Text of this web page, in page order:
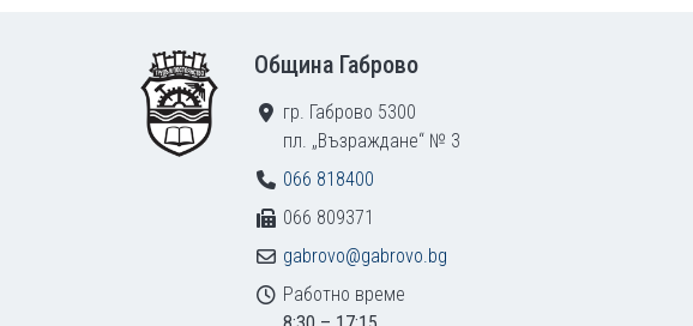
Община Габрово
гр. Габрово 5300
пл. „Възраждане“ № 3
066 818400
066 809371
gabrovo@gabrovo.bg
Работно време